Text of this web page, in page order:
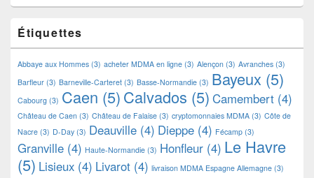
Étiquettes
Abbaye aux Hommes (3) acheter MDMA en ligne (3) Alençon (3) Avranches (3)
Barfleur (3) Barneville-Carteret (3) Basse-Normandie (3) Bayeux (5)
Cabourg (3) Caen (5)Calvados (5) Camembert (4)
Château de Caen (3) Château de Falaise (3) cryptomonnaies MDMA (3) Côte de
Nacre (3) D-Day (3) Deauville (4) Dieppe (4) Fécamp (3)
Granville (4) Haute-Normandie (3) Honfleur (4) Le Havre
(5) Lisieux (4) Livarot (4) livraison MDMA Espagne Allemagne (3)